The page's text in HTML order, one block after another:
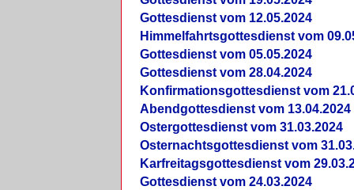
Gottesdienst vom 12.05.2024
Himmelfahrtsgottesdienst vom
Gottesdienst vom 05.05.2024
Gottesdienst vom 28.04.2024
Konfirmationsgottesdienst vom
Abendgottesdienst vom 13.04.2024
Ostergottesdienst vom 31.03.2024
Osternachtsgottesdienst vom
Karfreitagsgottesdienst vom
Gottesdienst vom 24.03.2024